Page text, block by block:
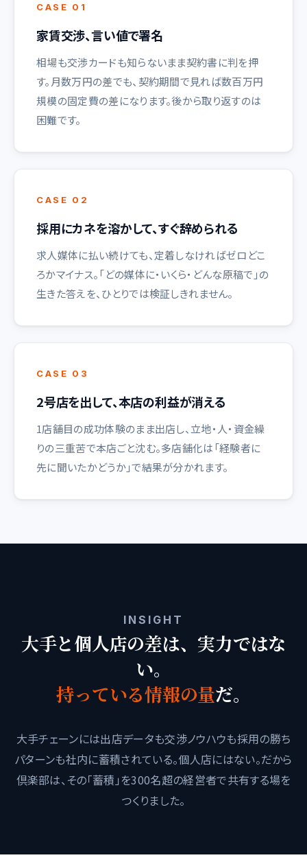
CASE 01
家賃交渉、言い値で署名
相場も交渉カードも知らないまま契約書に判を押
す。月数万円の差でも、契約期間で見れば数百万円
規模の固定費の差になります。後から取り返すのは
困難です。
CASE 02
採用にカネを溶かして、すぐ辞められる
求人媒体に払い続けても、定着しなければゼロどこ
ろかマイナス。「どの媒体に・いくら・どんな原稿で」の
生きた答えを、ひとりでは検証しきれません。
CASE 03
2号店を出して、本店の利益が消える
1店舗目の成功体験のまま出店し、立地・人・資金繰
りの三重苦で本店ごと沈む。多店舗化は「経験者に
先に聞いたかどうか」で結果が分かれます。
INSIGHT
大手と個人店の差は、実力ではな
い。
持っている情報の量だ。
大手チェーンには出店データも交渉ノウハウも採用の勝ち
パターンも社内に蓄積されている。個人店にはない。だから
倶楽部は、その「蓄積」を300名超の経営者で共有する場を
つくりました。